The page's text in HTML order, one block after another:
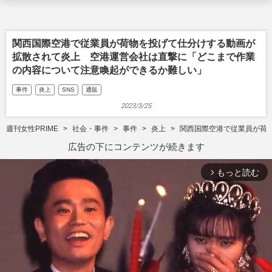
関西国際空港で従業員が荷物を投げて仕分けする動画が
拡散されて炎上 空港運営会社は直撃に「どこまで作業
の内容について注意喚起ができるか難しい」
事件 炎上 SNS 通販
2023/3/25
週刊女性PRIME 社会・事件 事件 炎上 関西国際空港で従業員が荷
広告の下にコンテンツが続きます
arrow_forward_ios もっと読む